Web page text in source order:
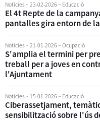
Notícies~ 23-02-2026 ~ Educació
El 4t Repte de la
pantalles gira entorn de
Notícies~ 21-01-2026 ~ Ocupació
S'amplia el termini per
treball per a joves en
l'Ajuntament
Notícies~ 15-01-2026 ~ Educació
Ciberassetjament,
sensibilització sobre l'ús